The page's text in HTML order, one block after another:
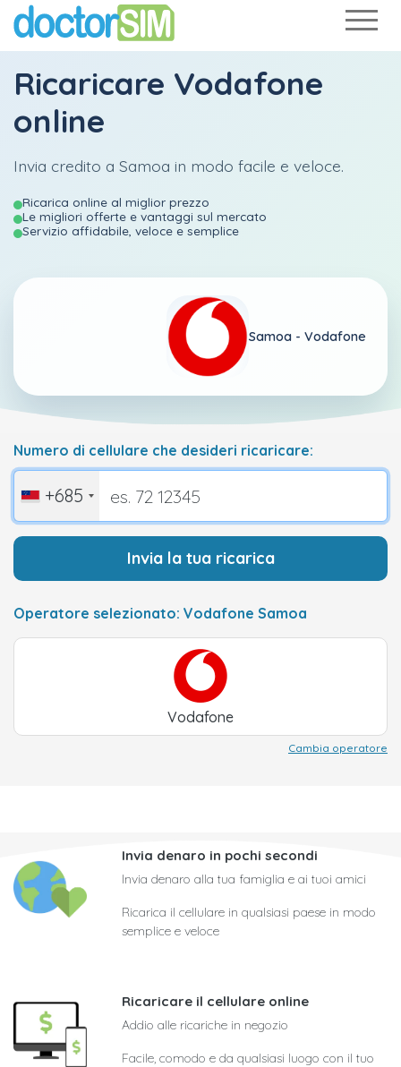
Ricaricare Vodafone
online
Invia credito a Samoa in modo facile e veloce.
Ricarica online al miglior prezzo
Le migliori offerte e vantaggi sul mercato
Servizio affidabile, veloce e semplice
Samoa - Vodafone
Numero di cellulare che desideri ricaricare:
+685
Invia la tua ricarica
Operatore selezionato: Vodafone Samoa
Vodafone
Cambia operatore
Invia denaro in pochi secondi
Invia denaro alla tua famiglia e ai tuoi amici
Ricarica il cellulare in qualsiasi paese in modo
semplice e veloce
Ricaricare il cellulare online
Addio alle ricariche in negozio
Facile, comodo e da qualsiasi luogo con il tuo